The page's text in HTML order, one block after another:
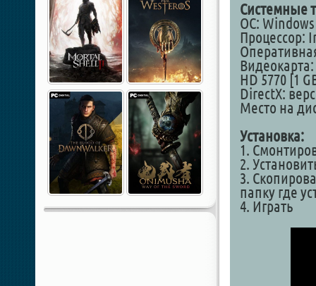
Системные
ОС: Windows
Процессор:
Видеокарта:
HD 5770 [1
DirectX:
Место на
Установка:
1.
2.
3.
папку где
4. Играть